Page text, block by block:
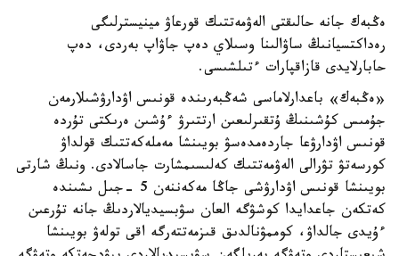
ەڭبەك جانە حالىقتى الەۋمەتتىك قورعاۋ مينيسترلىگى
رەداكتسيانىڭ ساۋالىنا وسىلاي دەپ جاۋاپ بەردى، دەپ
حابارلايدى قازاقپارات ءتىلشىسى.
«ەڭبەك» باعدارلاماسى شەڭبەرىندە قونىس اۋدارۋشىلارمەن
جۇمىس كۇشىنىڭ ۇتقىرلىعىن ارتتىرۋ ءۇشىن ەرىكتى تۇردە
قونىس اۋدارۋعا جاردەمدەسۋ بويىنشا مەملەكەتتىك قولداۋ
كورسەتۋ تۋرالى الەۋمەتتىك كەلىسىمشارت جاسالادى. ونىڭ شارتى
بويىنشا قونىس اۋدارۋشى جاڭا مەكەننەن 5 -جىل ىشىندە
كەتكەن جاعدايدا كوشۋگە العان سۋبسيديالاردىڭ جانە تۇرعىن
ءۇيدى جالداۋ، كوممۋنالدىق قىزمەتتەرگە اقى تولەۋ بويىنشا